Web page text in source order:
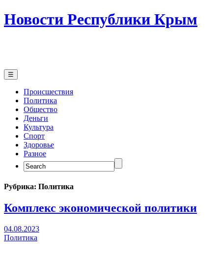
Новости Республики Крым
☰
Происшествия
Политика
Общество
Деньги
Культура
Спорт
Здоровье
Разное
Search
for:
Рубрика: Политика
Комплекс экономической политики
04.08.2023
Политика